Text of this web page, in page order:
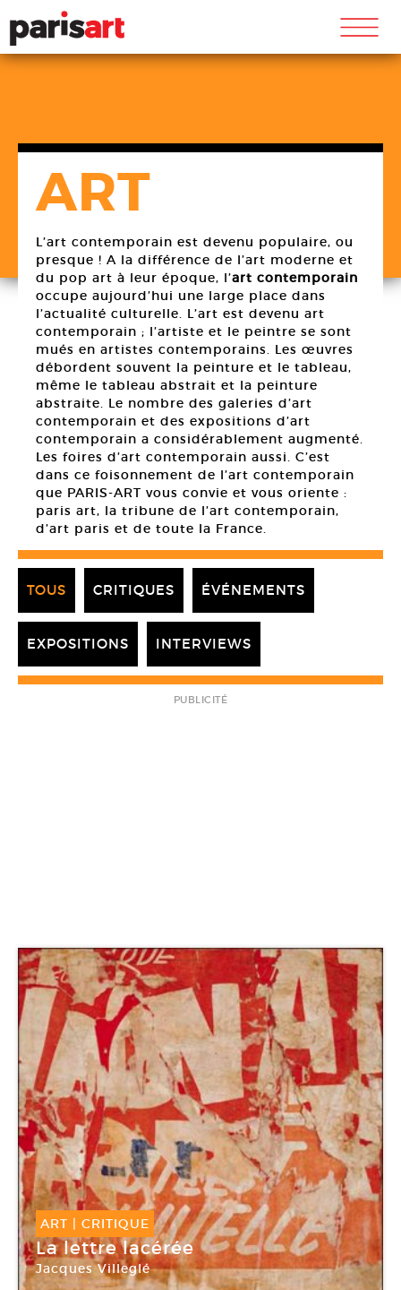
m
ART
L’art contemporain est devenu populaire, ou
presque ! A la différence de l’art moderne et
du pop art à leur époque, l’art contemporain
occupe aujourd’hui une large place dans
l’actualité culturelle. L’art est devenu art
contemporain ; l’artiste et le peintre se sont
mués en artistes contemporains. Les œuvres
débordent souvent la peinture et le tableau,
même le tableau abstrait et la peinture
abstraite. Le nombre des galeries d’art
contemporain et des expositions d’art
contemporain a considérablement augmenté.
Les foires d’art contemporain aussi. C’est
dans ce foisonnement de l’art contemporain
que PARIS-ART vous convie et vous oriente :
paris art, la tribune de l’art contemporain,
d’art paris et de toute la France.
TOUS CRITIQUES ÉVÉNEMENTS
EXPOSITIONS INTERVIEWS
PUBLICITÉ
ART | CRITIQUE
La lettre lacérée
Jacques Villeglé
Galerie Georges-Philippe & Nathalie Vallois